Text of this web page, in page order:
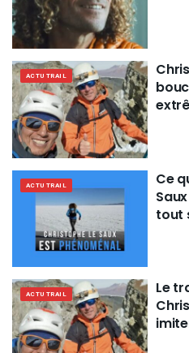
ACTU TRAIL
ACTU TRAIL
Ce
tout
ACTU TRAIL
Le